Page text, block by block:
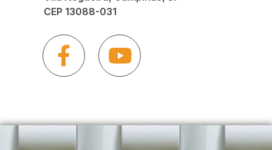
CEP 13088-031